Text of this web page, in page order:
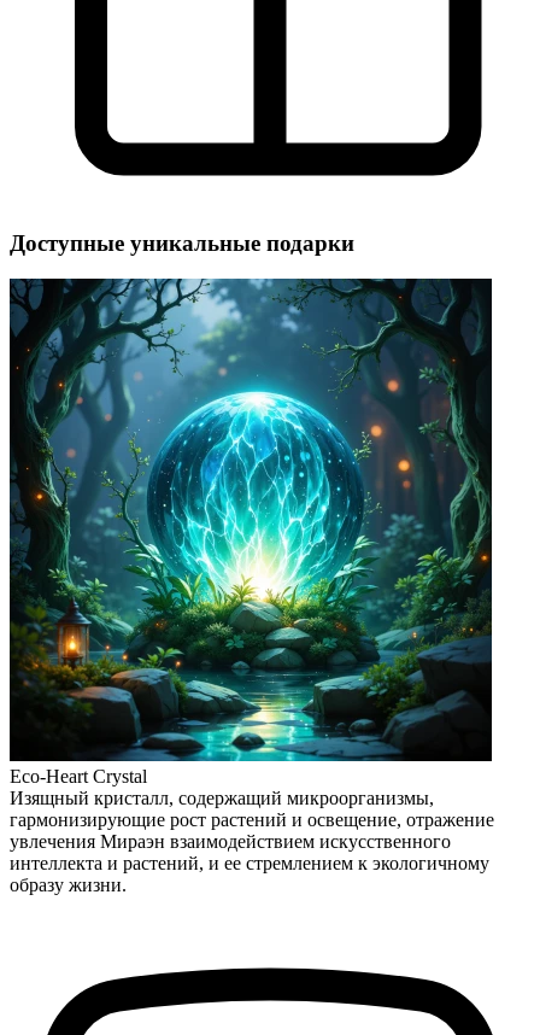
Доступные уникальные подарки
Eco-Heart Crystal
Изящный кристалл, содержащий микроорганизмы,
гармонизирующие рост растений и освещение, отражение
увлечения Мираэн взаимодействием искусственного
интеллекта и растений, и ее стремлением к экологичному
образу жизни.